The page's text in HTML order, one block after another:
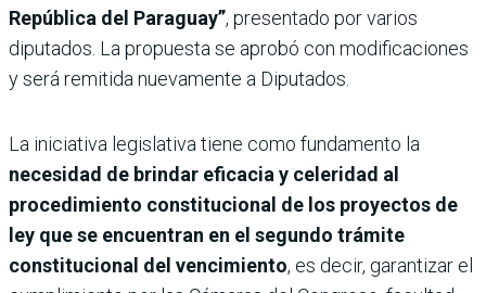
República del Paraguay”, presentado por varios
diputados. La propuesta se aprobó con modificaciones
y será remitida nuevamente a Diputados.
La iniciativa legislativa tiene como fundamento la
necesidad de brindar eficacia y celeridad al
procedimiento constitucional de los proyectos de
ley que se encuentran en el segundo trámite
constitucional del vencimiento, es decir, garantizar el